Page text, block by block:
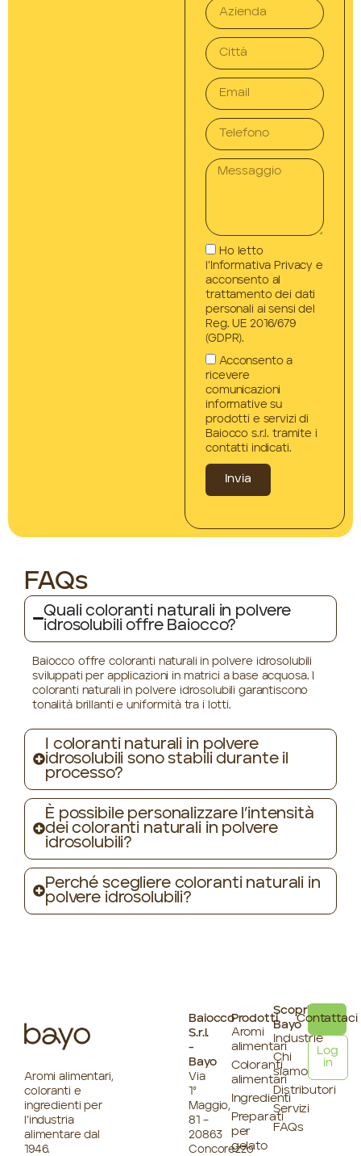
Ho letto
l’Informativa Privacy e
acconsento al
trattamento dei dati
personali ai sensi del
Reg. UE 2016/679
(GDPR).
Acconsento a
ricevere
comunicazioni
informative su
prodotti e servizi di
Baiocco s.r.l. tramite i
contatti indicati.
Invia
FAQs
Quali coloranti naturali in polvere
idrosolubili offre Baiocco?
Baiocco offre coloranti naturali in polvere idrosolubili
sviluppati per applicazioni in matrici a base acquosa. I
coloranti naturali in polvere idrosolubili garantiscono
tonalità brillanti e uniformità tra i lotti.
I coloranti naturali in polvere
idrosolubili sono stabili durante il
processo?
È possibile personalizzare l’intensità
dei coloranti naturali in polvere
idrosolubili?
Perché scegliere coloranti naturali in
polvere idrosolubili?
Aromi alimentari,
coloranti e
ingredienti per
l’industria
alimentare dal
1946.
Baiocco
S.r.l.
-
Bayo
Via
1°
Maggio,
81 –
20863
Concorezzo
Prodotti
Aromi
alimentari
Coloranti
alimentari
Ingredienti
Preparati
per
gelato
Scopri
Bayo
Industrie
Chi
siamo
Distributori
Servizi
FAQs
Contattaci
Log
in